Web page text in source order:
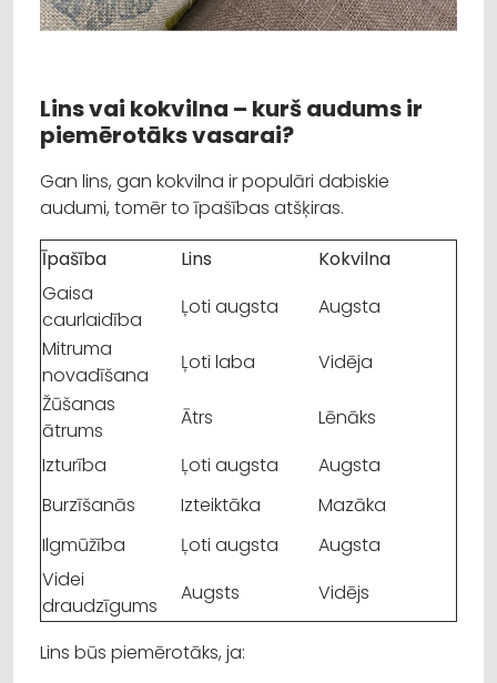
Lins vai kokvilna – kurš audums ir
piemērotāks vasarai?
Gan lins, gan kokvilna ir populāri dabiskie
audumi, tomēr to īpašības atšķiras.
Īpašība
Lins
Kokvilna
Gaisa
caurlaidība
Ļoti augsta
Augsta
Mitruma
novadīšana
Ļoti laba
Vidēja
Žūšanas
ātrums
Ātrs
Lēnāks
Izturība
Ļoti augsta
Augsta
Burzīšanās
Izteiktāka
Mazāka
Ilgmūžība
Ļoti augsta
Augsta
Videi
draudzīgums
Augsts Vidējs
Lins būs piemērotāks, ja: